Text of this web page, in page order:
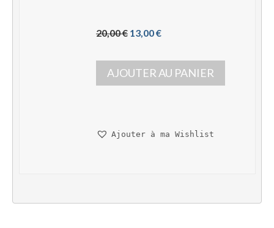
20,00 € L
p
r
i
i
é
13,00 €L
p
r
i
t
s
AJOUTER AU PANIER
Ajouter à ma Wishlist